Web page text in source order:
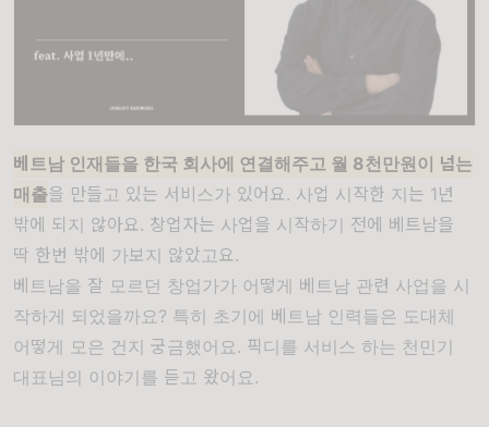
베트남 인재들을 한국 회사에 연결해주고 월 8천만원이 넘는
매출을 만들고 있는 서비스가 있어요. 사업 시작한 지는 1년
밖에 되지 않아요. 창업자는 사업을 시작하기 전에 베트남을
딱 한번 밖에 가보지 않았고요.
베트남을 잘 모르던 창업가가 어떻게 베트남 관련 사업을 시
작하게 되었을까요? 특히 초기에 베트남 인력들은 도대체
어떻게 모은 건지 궁금했어요. 픽디를 서비스 하는 천민기
대표님의 이야기를 듣고 왔어요.